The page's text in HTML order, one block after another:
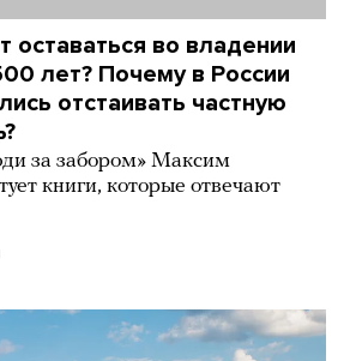
во владении
лет? Почему в России
отстаивать частную
за забором» Максим
книги, которые отвечают